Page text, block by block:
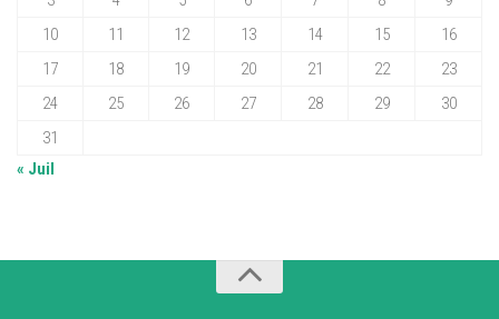
10
11 12 13 14 15
16
17
18 19 20 21 22
23
24
25 26 27 28 29
30
31
« Juil